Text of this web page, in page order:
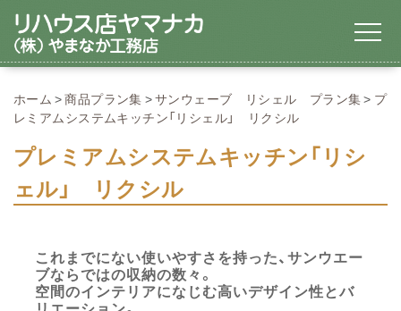
ホーム 商品プラン集 サンウェーブ リシェル プラン集
プ
レミアムシステムキッチン「リシェル」 リクシル
プレミアムシステムキッチン「リシ
ェル」 リクシル
これまでにない使いやすさを持った、サンウエー
ブならではの収納の数々。
空間のインテリアになじむ高いデザイン性とバ